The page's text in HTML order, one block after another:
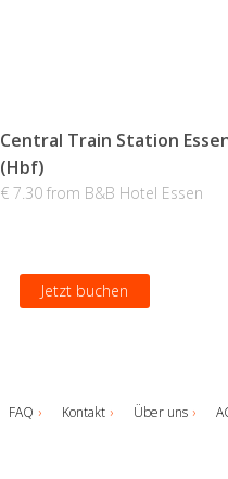
Central Train Station
(Hbf)
€ 7.30 from B&B Hotel Essen
Jetzt buchen
FAQ Kontakt Über uns